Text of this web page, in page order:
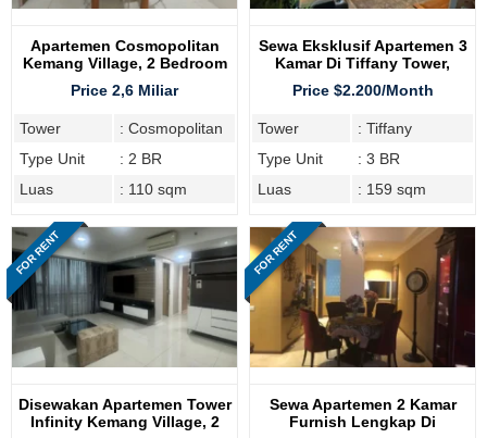
Apartemen Cosmopolitan
Kemang Village, 2 Bedroom
Price 2,6 Miliar
Tower
: Cosmopolitan
Type Unit
: 2 BR
Luas
: 110 sqm
Sewa Eksklusif Apartemen 3
Kamar Di Tiffany Tower,
Kemang Village Residence
Price $2.200/Month
Tower
: Tiffany
Type Unit
: 3 BR
Luas
: 159 sqm
FOR RENT
Disewakan Apartemen Tower
Infinity Kemang Village, 2
FOR RENT
Sewa Apartemen 2 Kamar
Furnish Lengkap Di